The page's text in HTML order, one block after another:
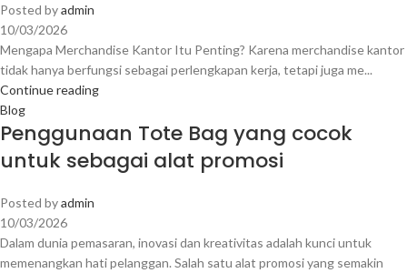
Posted byadmin
10/03/2026
Mengapa Merchandise Kantor Itu Penting? Karena merchandise kantor
tidak hanya berfungsi sebagai perlengkapan kerja, tetapi juga me...
Continue reading
Blog
Penggunaan Tote Bag yang cocok
untuk sebagai alat promosi
Posted byadmin
10/03/2026
Dalam dunia pemasaran, inovasi dan kreativitas adalah kunci untuk
memenangkan hati pelanggan. Salah satu alat promosi yang semakin